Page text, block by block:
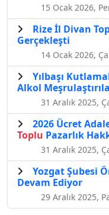
15 Ocak 2026,
Rize İl Divan
Gerçekleşti
14 Ocak 2026,
Yılbaşı
Alkol
31 Aralık 2025,
2026 Ücret
Toplu Pazarlık
31 Aralık 2025,
Yozgat Şubesi
Devam Ediyor
29 Aralık 2025,